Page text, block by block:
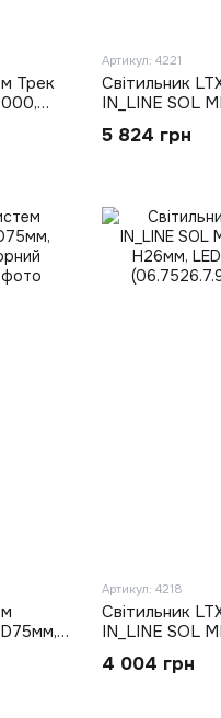
Трек
Артикул: 4221
Світильник
IN_LINE SOL
5 824 грн
Артикул: 4218
Світильник
IN_LINE SOL
H26мм, LED
4 004 грн